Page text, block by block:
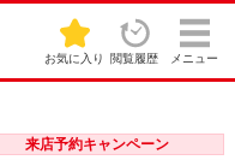
お気に入り 閲覧履歴 メニュー
来店予約キャンペーン